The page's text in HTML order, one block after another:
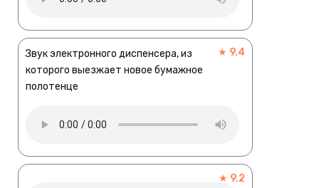
Звук электронного диспенсера, из
которого выезжает новое бумажное
полотенце
★ 9.4
★ 9.2